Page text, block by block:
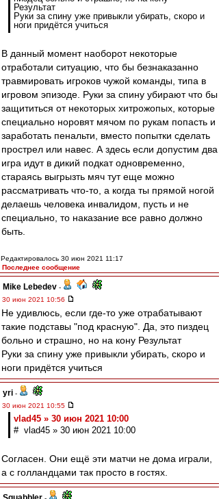
Результат
Руки за спину уже привыкли убирать, скоро и
ноги придётся учиться
В данный момент наоборот некоторые
отработали ситуацию, что бы безнаказанно
травмировать игроков чужой команды, типа в
игровом эпизоде. Руки за спину убирают что бы
защититься от некоторых хитрожопых, которые
специально норовят мячом по рукам попасть и
заработать пенальти, вместо попытки сделать
прострел или навес. А здесь если допустим два
игра идут в дикий подкат одновременно,
стараясь выгрызть мяч тут еще можно
рассматривать что-то, а когда ты прямой ногой
делаешь человека инвалидом, пусть и не
специально, то наказание все равно должно
быть.
Редактировалось 30 июн 2021 11:17
Последнее сообщение
Mike Lebedev -
30 июн 2021 10:56
Не удивлюсь, если где-то уже отрабатывают
такие подставы "под красную". Да, это пиздец
больно и страшно, но на кону Результат
Руки за спину уже привыкли убирать, скоро и
ноги придётся учиться
yri -
30 июн 2021 10:55
vlad45 » 30 июн 2021 10:00
# vlad45 » 30 июн 2021 10:00
Согласен. Они ещё эти матчи не дома играли,
а с голландцами так просто в гостях.